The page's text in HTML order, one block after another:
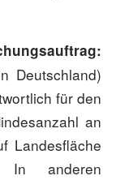
Deutschland)
für den
an
Landesfläche
In anderen